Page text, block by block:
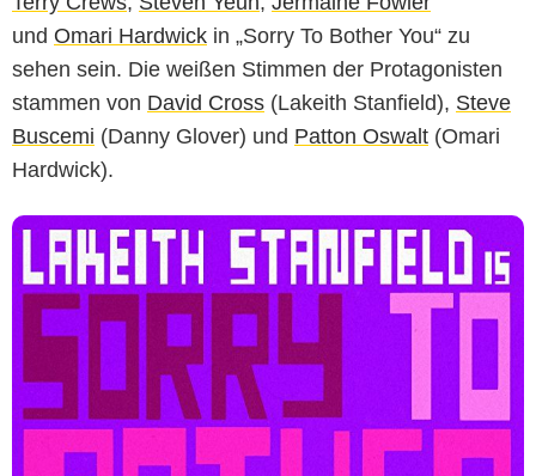
und Omari Hardwick in „Sorry To Bother You“ zu
sehen sein. Die weißen Stimmen der Protagonisten
stammen von David Cross (Lakeith Stanfield), Steve
Buscemi (Danny Glover) und Patton Oswalt (Omari
Hardwick).